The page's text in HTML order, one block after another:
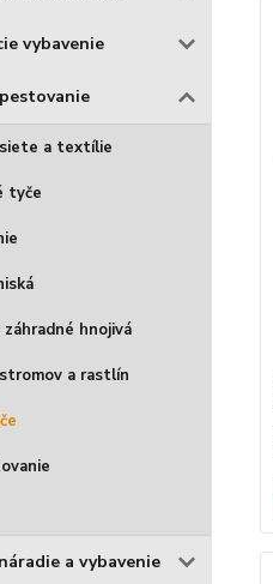
vybavenie
a textílie
tyče
záhradné hnojivá
a rastlín
a vybavenie